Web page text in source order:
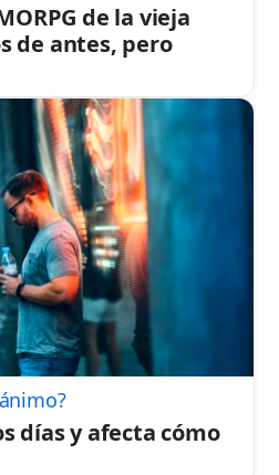
de la vieja
de antes, pero
días y afecta cómo